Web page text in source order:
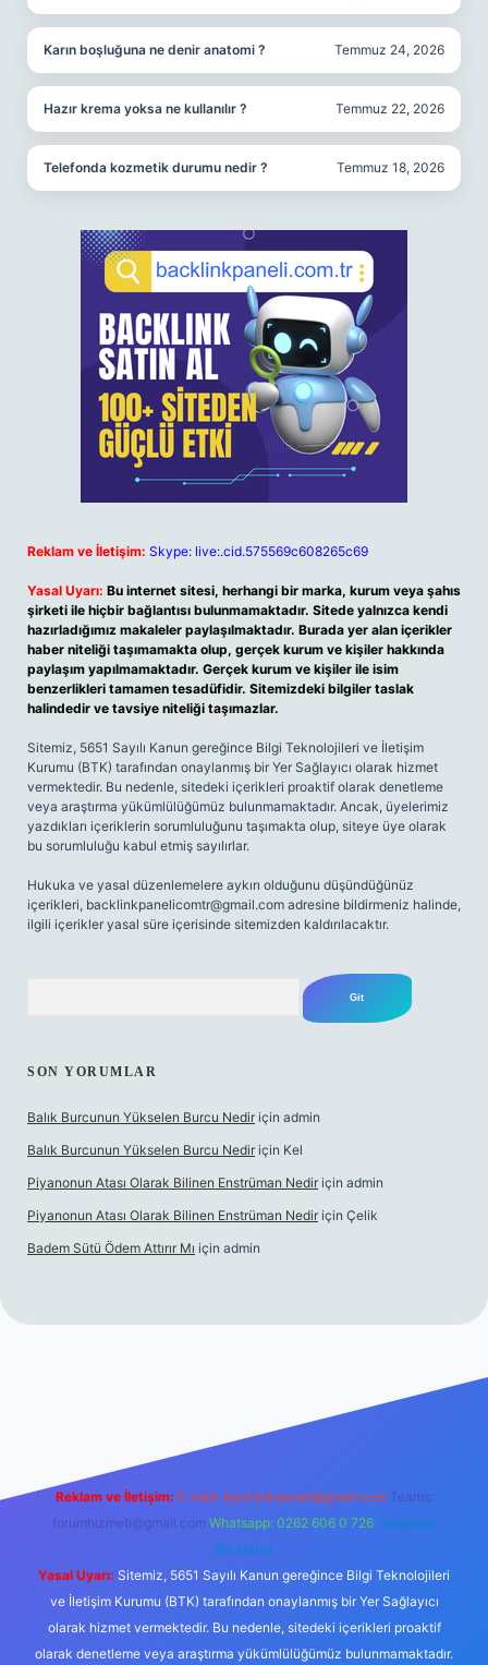
Karın boşluğuna ne denir anatomi ? Temmuz 24, 2026
Hazır krema yoksa ne kullanılır ? Temmuz 22, 2026
Telefonda kozmetik durumu nedir ? Temmuz 18, 2026
Reklam ve İletişim: Skype: live:.cid.575569c608265c69
Yasal Uyarı: Bu internet sitesi, herhangi bir marka, kurum veya şahıs
şirketi ile hiçbir bağlantısı bulunmamaktadır. Sitede yalnızca kendi
hazırladığımız makaleler paylaşılmaktadır. Burada yer alan içerikler
haber niteliği taşımamakta olup, gerçek kurum ve kişiler hakkında
paylaşım yapılmamaktadır. Gerçek kurum ve kişiler ile isim
benzerlikleri tamamen tesadüfidir. Sitemizdeki bilgiler taslak
halindedir ve tavsiye niteliği taşımazlar.
Sitemiz, 5651 Sayılı Kanun gereğince Bilgi Teknolojileri ve İletişim
Kurumu (BTK) tarafından onaylanmış bir Yer Sağlayıcı olarak hizmet
vermektedir. Bu nedenle, sitedeki içerikleri proaktif olarak denetleme
veya araştırma yükümlülüğümüz bulunmamaktadır. Ancak, üyelerimiz
yazdıkları içeriklerin sorumluluğunu taşımakta olup, siteye üye olarak
bu sorumluluğu kabul etmiş sayılırlar.
Hukuka ve yasal düzenlemelere aykırı olduğunu düşündüğünüz
içerikleri, backlinkpanelicomtr@gmail.com adresine bildirmeniz halinde,
ilgili içerikler yasal süre içerisinde sitemizden kaldırılacaktır.
SON YORUMLAR
Balık Burcunun Yükselen Burcu Nedir için admin
Balık Burcunun Yükselen Burcu Nedir için Kel
Piyanonun Atası Olarak Bilinen Enstrüman Nedir için admin
Piyanonun Atası Olarak Bilinen Enstrüman Nedir için Çelik
Badem Sütü Ödem Attırır Mı için admin
Reklam ve İletişim: E-mail: backlinkpaneli@gmail.com Teams:
forumhizmeti@gmail.com Whatsapp: 0262 606 0 726 Telegram:
@karabul
Yasal Uyarı: Sitemiz, 5651 Sayılı Kanun gereğince Bilgi Teknolojileri
ve İletişim Kurumu (BTK) tarafından onaylanmış bir Yer Sağlayıcı
olarak hizmet vermektedir. Bu nedenle, sitedeki içerikleri proaktif
olarak denetleme veya araştırma yükümlülüğümüz bulunmamaktadır.